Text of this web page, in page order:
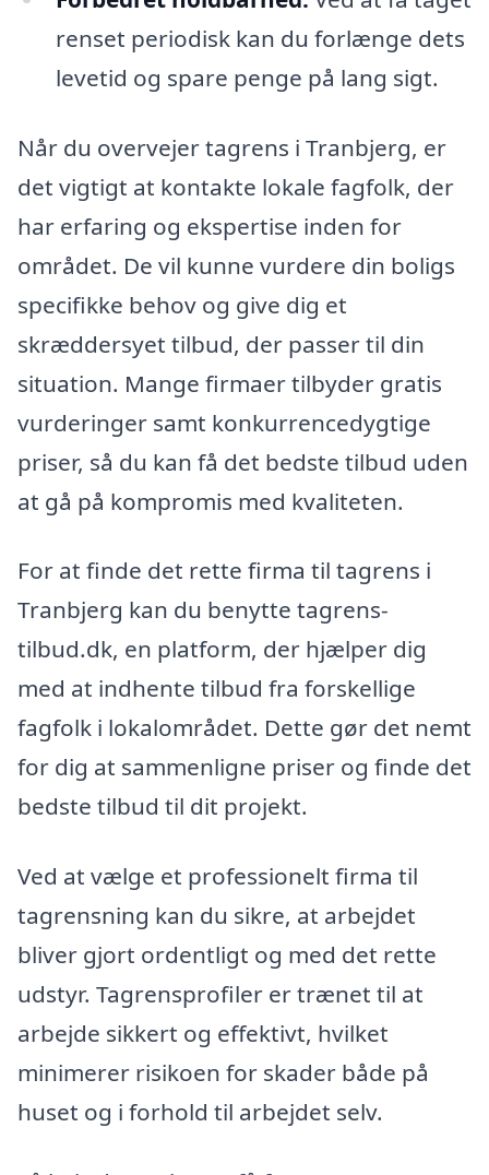
renset periodisk kan du forlænge dets
levetid og spare penge på lang sigt.
Når du overvejer tagrens i Tranbjerg, er
det vigtigt at kontakte lokale fagfolk, der
har erfaring og ekspertise inden for
området. De vil kunne vurdere din boligs
specifikke behov og give dig et
skræddersyet tilbud, der passer til din
situation. Mange firmaer tilbyder gratis
vurderinger samt konkurrencedygtige
priser, så du kan få det bedste tilbud uden
at gå på kompromis med kvaliteten.
For at finde det rette firma til tagrens i
Tranbjerg kan du benytte tagrens-
tilbud.dk, en platform, der hjælper dig
med at indhente tilbud fra forskellige
fagfolk i lokalområdet. Dette gør det nemt
for dig at sammenligne priser og finde det
bedste tilbud til dit projekt.
Ved at vælge et professionelt firma til
tagrensning kan du sikre, at arbejdet
bliver gjort ordentligt og med det rette
udstyr. Tagrensprofiler er trænet til at
arbejde sikkert og effektivt, hvilket
minimerer risikoen for skader både på
huset og i forhold til arbejdet selv.